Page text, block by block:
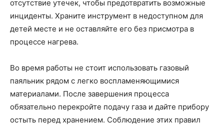
отсутствие утечек, чтобы предотвратить возможные
инциденты. Храните инструмент в недоступном для
детей месте и не оставляйте его без присмотра в
процессе нагрева.
Во время работы не стоит использовать газовый
паяльник рядом с легко воспламеняющимися
материалами. После завершения процесса
обязательно перекройте подачу газа и дайте прибору
остыть перед хранением. Соблюдение этих правил